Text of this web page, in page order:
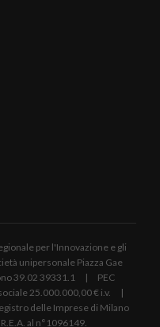
per l'Innovazione e gli
unipersonale Piazza Gae
39.02 39331.1 | PEC
25.000.000,00 € i.v. |
delle Imprese di Milano
al n°1096149.